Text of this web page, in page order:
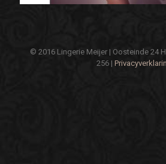
© 2016 Lingerie Meijer | Oosteinde 24
256 |